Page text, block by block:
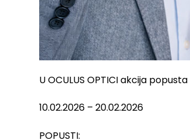
U OCULUS OPTICI akcija popusta
10.02.2026 – 20.02.2026
POPUSTI: